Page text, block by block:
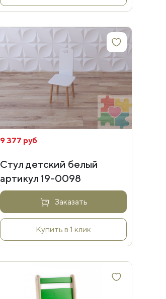
9 377 руб
Стул детский белый
артикул 19-0098
Заказать
Купить в 1 клик